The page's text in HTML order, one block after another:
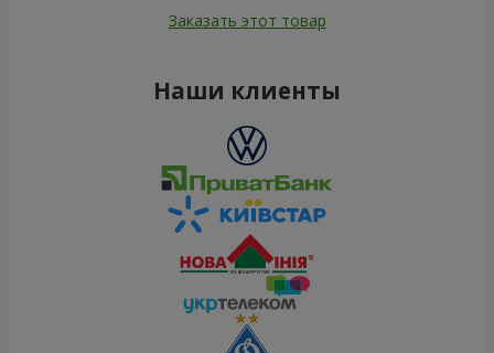
Заказать этот товар
Наши клиенты